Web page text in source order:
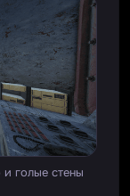
и голые стены